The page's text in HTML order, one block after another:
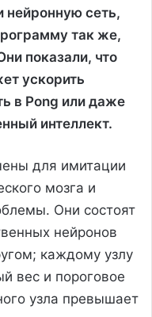
нейронную сеть,
так же,
показали, что
ускорить
в Pong или даже
интеллект.
для имитации
мозга и
Они состоят
нейронов
каждому узлу
вес и пороговое
узла превышает